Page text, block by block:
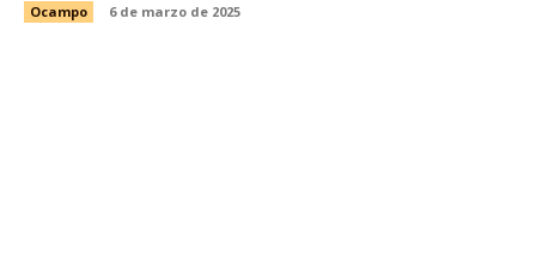
Ocampo 6 de marzo de 2025